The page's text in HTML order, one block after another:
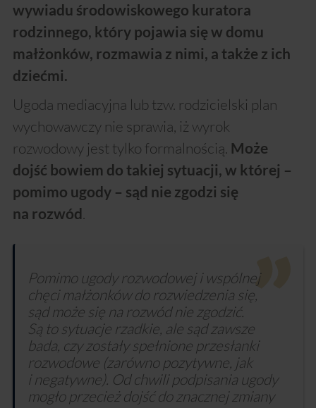
wywiadu środowiskowego kuratora
rodzinnego, który pojawia się w domu
małżonków, rozmawia z nimi, a także z ich
dziećmi.
Ugoda mediacyjna lub tzw. rodzicielski plan
wychowawczy nie sprawia, iż wyrok
rozwodowy jest tylko formalnością. Może
dojść bowiem do takiej sytuacji, w której –
pomimo ugody – sąd nie zgodzi się
na rozwód.
Pomimo ugody rozwodowej i wspólnej
chęci małżonków do rozwiedzenia się,
sąd może się na rozwód nie zgodzić.
Są to sytuacje rzadkie, ale sąd zawsze
bada, czy zostały spełnione przesłanki
rozwodowe (zarówno pozytywne, jak
i negatywne). Od chwili podpisania ugody
mogło przecież dojść do znacznej zmiany